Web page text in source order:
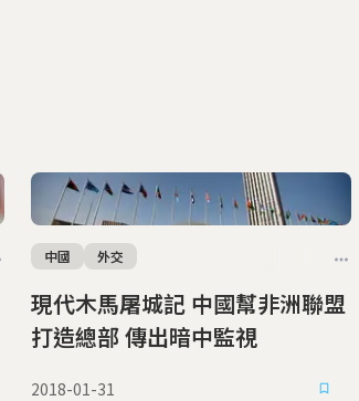
現代木馬屠城記 中國幫非洲聯盟
打造總部 傳出暗中監視
中國 外交
2018-01-31